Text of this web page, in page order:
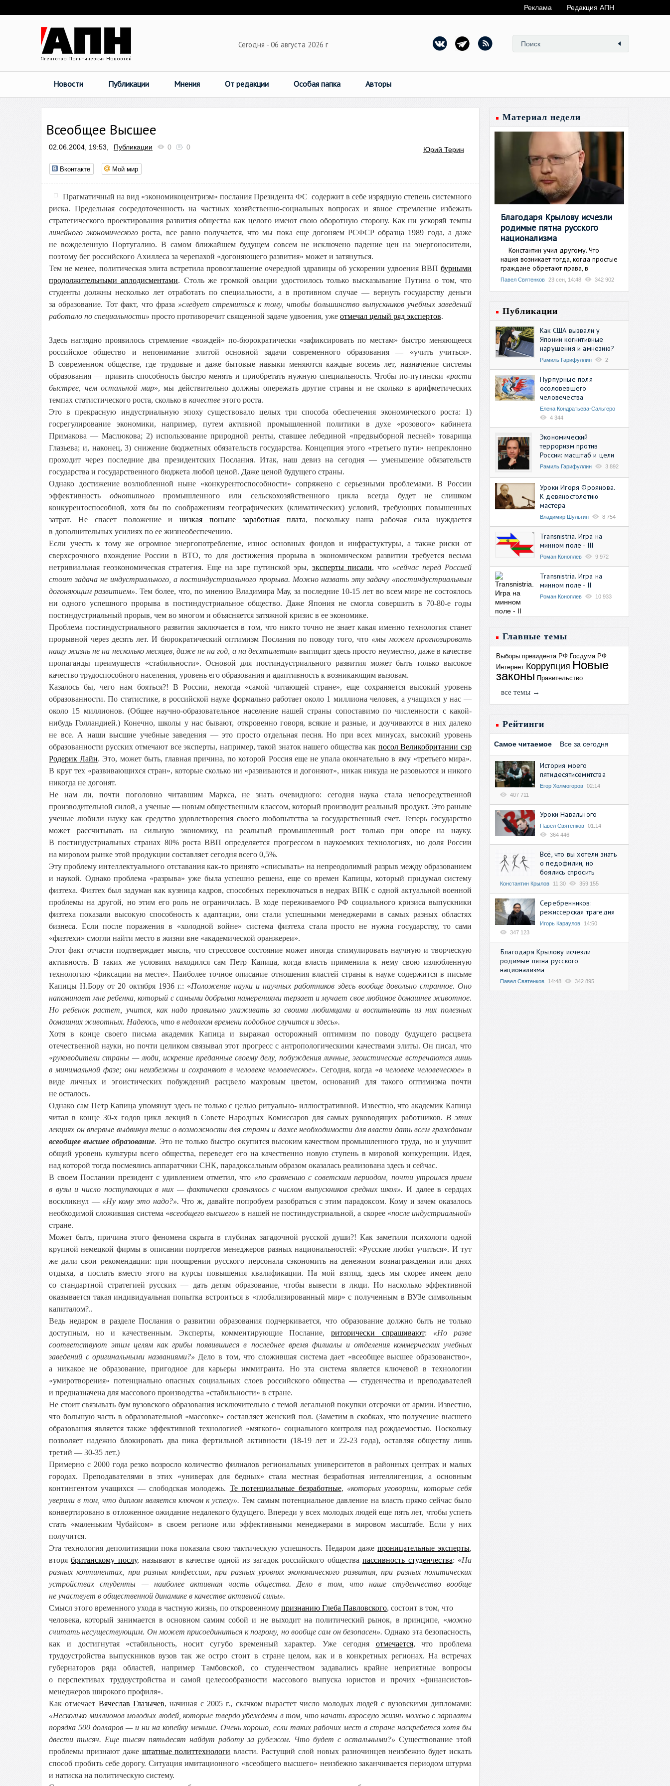
Реклама Редакция АПН
Сегодня - 06 августа 2026 г
Новости Публикации Мнения От редакции Особая папка Авторы
Всеобщее Высшее
02.06.2004, 19:53, Публикации 0 0 Юрий Терин
Вконтакте Мой мир
Прагматичный на вид «экономикоцентризм» послания Президента ФС содержит в себе изрядную степень системного
риска. Предельная сосредоточенность на частных хозяйственно-социальных вопросах и явное стремление избежать
стратегического проектирования развития общества как целого имеют свою оборотную сторону. Как ни ускоряй темпы
линейного экономического роста, все равно получается, что мы пока еще догоняем РСФСР образца 1989 года, а даже
не вожделенную Португалию. В самом ближайшем будущем совсем не исключено падение цен на энергоносители,
поэтому бег российского Ахиллеса за черепахой «догоняющего развития» может и затянуться.
Тем не менее, политическая элита встретила провозглашение очередной здравицы об ускорении удвоения ВВП бурными
продолжительными аплодисментами. Столь же громкой овации удостоилось только высказывание Путина о том, что
студенты должны несколько лет отработать по специальности, а в противном случае — вернуть государству деньги
за образование. Тот факт, что фраза »следует стремиться к тому, чтобы большинство выпускников учебных заведений
работало по специальности» просто противоречит священной задаче удвоения, уже отмечал целый ряд экспертов.
Здесь наглядно проявилось стремление «вождей» по-бюрократически «зафиксировать по местам» быстро меняющееся
российское общество и непонимание элитой основной задачи современного образования — «учить учиться».
В современном обществе, где трудовые и даже бытовые навыки меняются каждые восемь лет, назначение системы
образования — привить способность быстро менять и приобретать нужную специальность. Чтобы по-путински «расти
быстрее, чем остальной мир», мы действительно должны опережать другие страны и не сколько в арифметических
темпах статистического роста, сколько в качестве этого роста.
Это в прекрасную индустриальную эпоху существовало целых три способа обеспечения экономического роста: 1)
госрегулирование экономики, например, путем активной промышленной политики в духе «розового» кабинета
Примакова — Маслюкова; 2) использование природной ренты, ставшее лебединой «предвыборной песней» товарища
Глазьева; и, наконец, 3) снижение бюджетных обязательств государства. Концепция этого «третьего пути» непреклонно
проходит через последние два президентских Послания. Итак, наш девиз на сегодня — уменьшение обязательств
государства и государственного бюджета любой ценой. Даже ценой будущего страны.
Однако достижение возлюбленной ныне «конкурентоспособности» сопряжено с серьезными проблемами. В России
эффективность однотипногопромышленного или сельскохозяйственного цикла всегда будет не слишком
конкурентоспособной, хотя бы по соображениям географических (климатических) условий, требующих повышенных
затрат. Не спасет положение инизкая поныне заработная плата, поскольку наша рабочая сила нуждается
в дополнительных усилиях по ее жизнеобеспечению.
Если учесть к тому же огромное энергопотребление, износ основных фондов и инфрастуктуры, а также риски от
сверхсрочного вхождение России в ВТО, то для достижения прорыва в экономическом развитии требуется весьма
нетривиальная геоэкономическая стратегия. Еще на заре путинской эры, эксперты писали, что »сейчас перед Россией
стоит задача не индустриального, а постиндустриального прорыва. Можно назвать эту задачу «постиндустриальным
догоняющим развитием». Тем более, что, по мнению Владимира Мау, за последние 10-15 лет во всем мире не состоялось
ни одного успешного прорыва в постиндустриальное общество. Даже Япония не смогла совершить в 70-80-е годы
постиндустриальный прорыв, чем во многом и объясняется затяжной кризис в ее экономике.
Проблема постиндустриального развития заключается в том, что никто точно не знает какая именно технология станет
прорывной через десять лет. И бюрократический оптимизм Послания по поводу того, что «мы можем прогнозировать
нашу жизнь не на несколько месяцев, даже не на год, а на десятилетия»выглядит здесь просто неуместно, даже в качестве
пропаганды преимуществ «стабильности». Основой для постиндустриального развития может быть только высокое
качество трудоспособного населения, уровень его образования и адаптивность к возникающим вызовам.
Казалось бы, чего нам бояться?! В России, некогда «самой читающей стране», еще сохраняется высокий уровень
образованности. По статистике, в российской науке формально работает около 1 миллиона человек, а учащихся у нас —
около 15 миллионов. (Общее научно-образовательное население нашей страны сопоставимо по численности с какой-
нибудь Голландией.) Конечно, школы у нас бывают, откровенно говоря, всякие и разные, и доучиваются в них далеко
не все. А наши высшие учебные заведения — это просто отдельная песня. Но при всех минусах, высокий уровень
образованности русских отмечают все эксперты, например, такой знаток нашего общества как посол Великобритании сэр
Родерик Лайн. Это, может быть, главная причина, по которой Россия еще не упала окончательно в яму «третьего мира».
В круг тех «развивающихся стран», которые сколько ни «развиваются и догоняют», никак никуда не разовьются и никого
никогда не догонят.
Не нам ли, почти поголовно читавшим Маркса, не знать очевидного: сегодня наука стала непосредственной
производительной силой, а ученые — новым общественным классом, который производит реальный продукт. Это раньше
ученые любили науку как средство удовлетворения своего любопытства за государственный счет. Теперь государство
может рассчитывать на сильную экономику, на реальный промышленный рост только при опоре на науку.
В постиндустриальных странах 80% роста ВВП определяется прогрессом в наукоемких технологиях, но доля России
на мировом рынке этой продукции составляет сегодня всего 0,5%.
Эту проблему интеллектуального отставания как-то принято «списывать» на непреодолимый разрыв между образованием
и наукой. Однако проблема «разрыва» уже была успешно решена, еще со времен Капицы, который придумал систему
физтеха. Физтех был задуман как кузница кадров, способных переключаться в недрах ВПК с одной актуальной военной
проблемы на другой, но этим его роль не ограничилась. В ходе переживаемого РФ социального кризиса выпускники
физтеха показали высокую способность к адаптации, они стали успешными менеджерами в самых разных областях
бизнеса. Если после поражения в «холодной войне» система физтеха стала просто не нужна государству, то сами
«физтехи» смогли найти место в жизни вне «академической оранжереи».
Этот факт отчасти подтверждает мысль, что стрессовое состояние может иногда стимулировать научную и творческую
активность. В таких же условиях находился сам Петр Капица, когда власть применила к нему свою излюбленную
технологию «фиксации на месте». Наиболее точное описание отношения властей страны к науке содержится в письме
Капицы Н.Бору от 20 октября 1936 г.: «Положение науки и научных работников здесь вообще довольно странное. Оно
напоминает мне ребенка, который с самыми добрыми намерениями терзает и мучает свое любимое домашнее животное.
Но ребенок растет, учится, как надо правильно ухаживать за своими любимцами и воспитывать из них полезных
домашних животных. Надеюсь, что в недолгом времени подобное случится и здесь».
Хотя в конце своего письма академик Капица и выражал осторожный оптимизм по поводу будущего расцвета
отечественной науки, но почти целиком связывал этот прогресс с антропологическими качествами элиты. Он писал, что
«руководители страны — люди, искрение преданные своему делу, побуждения личные, эгоистические встречаются лишь
в минимальной фазе; они неизбежны и сохраняют в человеке человеческое». Сегодня, когда «в человеке человеческое»в
виде личных и эгоистических побуждений расцвело махровым цветом, оснований для такого оптимизма почти
не осталось.
Однако сам Петр Капица упомянут здесь не только с целью ритуально- иллюстративной. Известно, что академик Капица
читал в конце 30-х годов цикл лекций в Совете Народных Комиссаров для самых руководящих работников. В этих
лекциях он впервые выдвинул тезис о возможности для страны и даже необходимости для власти дать всем гражданам
всеобщее высшее образование. Это не только быстро окупится высоким качеством промышленного труда, но и улучшит
общий уровень культуры всего общества, переведет его на качественно новую ступень в мировой конкуренции. Идея,
над которой тогда посмеялись аппаратчики СНК, парадоксальным образом оказалась реализована здесь и сейчас.
В своем Послании президент с удивлением отметил, что «по сравнению с советским периодом, почти утроился прием
в вузы и число поступающих в них — фактически сравнялось с числом выпускников средних школ». И далее в сердцах
воскликнул — «Ну кому это надо?». Что ж, давайте попробуем разобраться с этим парадоксом. Кому и зачем оказалось
необходимой сложившая система «всеобщего высшего» в нашей не постиндустриальной, а скорее «после индустриальной»
стране.
Может быть, причина этого феномена скрыта в глубинах загадочной русской души?! Как заметили психологи одной
крупной немецкой фирмы в описании портретов менеджеров разных национальностей: «Русские любят учиться». И тут
же дали свои рекомендации: при поощрении русского персонала сэкономить на денежном вознаграждении или днях
отдыха, а послать вместо этого на курсы повышения квалификации. На мой взгляд, здесь мы скорее имеем дело
со стандартной стратегией русских — дать детям образование, чтобы вывести в люди. Но насколько эффективной
оказывается такая индивидуальная попытка встроиться в «глобализированный мир» с полученным в ВУЗе символьным
капиталом?..
Ведь недаром в разделе Послания о развитии образования подчеркивается, что образование должно быть не только
доступным, но и качественным. Эксперты, комментирующие Послание,риторически спрашивают: «Но разве
соответствуют этим целям как грибы появившиеся в последнее время филиалы и отделения коммерческих учебных
заведений с оригинальными названиями?» Дело в том, что сложившая система дает «всеобщее высшее образованство»,
а никакое не образование, пригодное для карьеры иммигранта. Но эта система является ключевой в технологии
«умиротворения» потенциально опасных социальных слоев российского общества — студенчества и преподавателей
и предназначена для массового производства «стабильности» в стране.
Не стоит связывать бум вузовского образования исключительно с темой легальной покупки отсрочки от армии. Известно,
что большую часть в образовательной «массовке» составляет женский пол. (Заметим в скобках, что получение высшего
образования является также эффективной технологией «мягкого» социального контроля над рождаемостью. Поскольку
позволяет надежно блокировать два пика фертильной активности (18-19 лет и 22-23 года), оставляя обществу лишь
третий — 30-35 лет.)
Примерно с 2000 года резко возросло количество филиалов региональных университетов в районных центрах и малых
городах. Преподавателями в этих «универах для бедных» стала местная безработная интеллигенция, а основным
контингентом учащихся — слободская молодежь. Те потенциальные безработные, «которых уговорили, которые себя
уверили в том, что диплом является ключом к успеху». Тем самым потенциальное давление на власть прямо сейчас было
конвертировано в отложенное ожидание недалекого будущего. Впереди у всех молодых людей еще пять лет, чтобы успеть
стать «маленьким Чубайсом» в своем регионе или эффективными менеджерами в мировом масштабе. Если у них
получится.
Эта технология деполитизации пока показала свою тактическую успешность. Недаром дажепроницательные эксперты,
вторябританскому послу, называют в качестве одной из загадок российского обществапассивность студенчества: «На
разных континентах, при разных конфессиях, при разных уровнях экономического развития, при разных политических
устройствах студенты — наиболее активная часть общества. Дело в том, что наше студенчество вообще
не участвует в общественной динамике в качестве активной силы».
Смысл этого временного ухода в частную жизнь, по откровенному признанию Глеба Павловского, состоит в том, что
человека, который занимается в основном самим собой и не выходит на политический рынок, в принципе, «можно
считать несуществующим. Он может присоединиться к погрому, но вообще сам он безопасен». Однако эта безопасность,
как и достигнутая «стабильность, носит сугубо временный характер. Уже сегодня отмечается, что проблема
трудоустройства выпускников вузов так же остро стоит в стране целом, как и в конкретных регионах. На встречах
губернаторов ряда областей, например Тамбовской, со студенчеством задавались крайне неприятные вопросы
о перспективах трудоустройства и самой целесообразности массового выпуска юристов и прочих «финансистов-
менеджеров широкого профиля».
Как отмечает Вячеслав Глазычев, начиная с 2005 г., скачком вырастет число молодых людей с вузовскими дипломами:
«Несколько миллионов молодых людей, которые твердо убеждены в том, что начать взрослую жизнь можно с зарплаты
порядка 500 долларов — и ни на копейку меньше. Очень хорошо, если таких рабочих мест в стране наскребется хотя бы
двести тысяч. Еще тысяч пятьдесят найдут работу за рубежом. Что будет с остальными?» Существование этой
проблемы признают даже штатные политтехнологи власти. Растущий слой новых разночинцев неизбежно будет искать
способ пробить себе дорогу. Ситуация имитационного «всеобщего высшего» неизбежно заканчивается периодом штурма
и натиска на политическую систему.
Материал недели
Благодаря Крылову исчезли
родимые пятна русского
национализма
Константин учил другому. Что
нация возникает тогда, когда простые
граждане обретают права, в
Павел Святенков 23 сен, 14:48 342 902
Публикации
Как США вызвали у
Японии когнитивные
нарушения и амнезию?
Рамиль Гарифуллин 2
Пурпурные поля
осоловевшего
человечества
Елена Кондратьева-Сальгеро
4 344
Экономический
терроризм против
России: масштаб и цели
Рамиль Гарифуллин 3 892
Уроки Игоря Фроянова.
К девяностолетию
мастера
Владимир Шульгин 8 754
Transnistria. Игра на
минном поле - III
Роман Коноплев 9 972
Transnistria. Игра на
минном поле - II
Роман Коноплев 10 933
Главные темы
Выборы президента РФ Госдума РФ
Интернет Коррупция Новые
законы Правительство
все темы →
Рейтинги
Самое читаемое Все за сегодня
История моего
пятидесятисемитства
Егор Холмогоров 02:14
407 711
Уроки Навального
Павел Святенков 01:14
364 446
Всё, что вы хотели знать
о педофилии, но
боялись спросить
Константин Крылов 11:30 359 155
Серебренников:
режиссерская трагедия
Игорь Караулов
14:50
347 123
Благодаря Крылову исчезли
родимые пятна русского
национализма
Павел Святенков 14:48 342 895